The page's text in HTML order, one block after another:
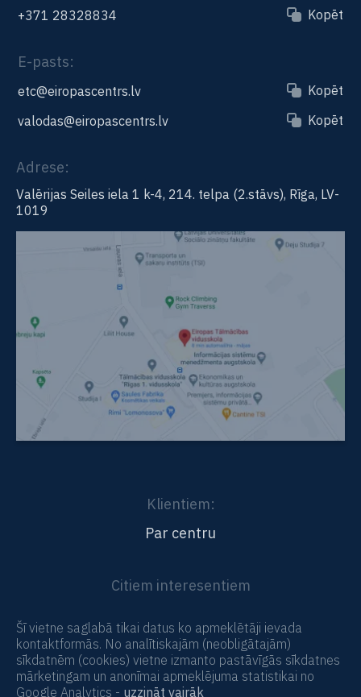
+371 28328834
Kopēt
E-pasts:
etc@eiropascentrs.lv
Kopēt
valodas@eiropascentrs.lv
Kopēt
Adrese:
Valērijas Seiles iela 1 k-4, 214. telpa (2.stāvs), Rīga, LV-
1019
Klientiem:
Par centru
Citiem interesentiem
Šī vietne saglabā tikai datus ko apmeklētāji ievada
kontaktformās. No analītiskajām (neobligātajām)
sīkdatnēm (cookies) vietne izmanto pastāvīgās sīkdatnes
mārketingam un anonīmai apmeklējuma statistikai no
Google Analytics - uzzināt vairāk